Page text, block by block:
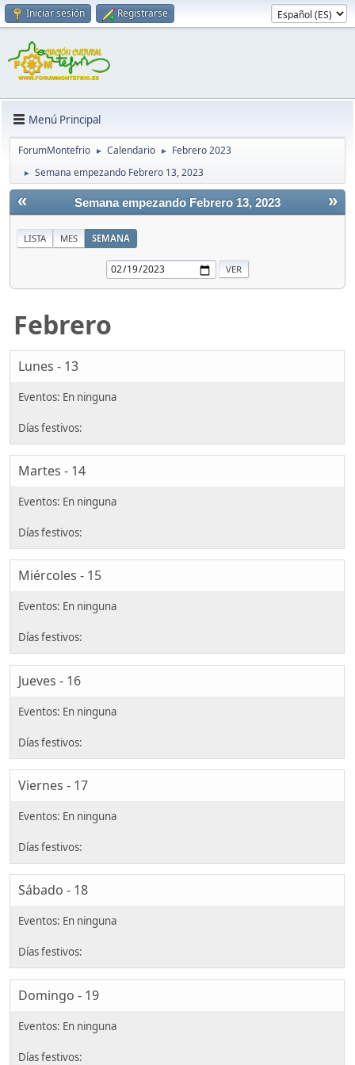
Iniciar sesión Registrarse
Menú Principal
ForumMontefrio ► Calendario ► Febrero 2023
► Semana empezando Febrero 13, 2023
« »
Semana empezando Febrero 13, 2023
LISTA MES SEMANA
Febrero
Lunes - 13
Martes - 14
Miércoles - 15
Jueves - 16
Viernes - 17
Sábado - 18
Domingo - 19